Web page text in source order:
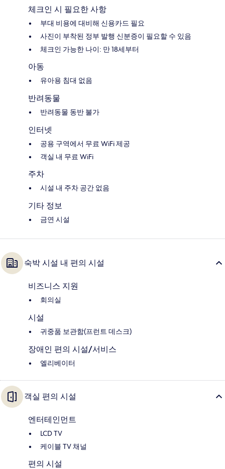
체크인 시 필요한 사항
부대 비용에 대비해 신용카드 필요
사진이 부착된 정부 발행 신분증이 필요할 수 있음
체크인 가능한 나이: 만 18세부터
아동
유아용 침대 없음
반려동물
반려동물 동반 불가
인터넷
공용 구역에서 무료 WiFi 제공
객실 내 무료 WiFi
주차
시설 내 주차 공간 없음
기타 정보
금연 시설
숙박 시설 내 편의 시설
비즈니스 지원
회의실
시설
귀중품 보관함(프런트 데스크)
장애인 편의 시설/서비스
엘리베이터
객실 편의 시설
엔터테인먼트
LCD TV
케이블 TV 채널
편의 시설